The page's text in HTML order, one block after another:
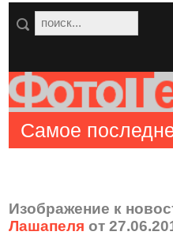
Самое
Изображение к
Лашапеля от